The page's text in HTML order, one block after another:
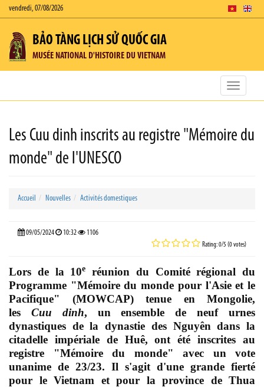
vendredi, 07/08/2026
BẢO TÀNG LỊCH SỬ QUỐC GIA
MUSÉE NATIONAL D'HISTOIRE DU VIETNAM
Toggle
Les Cuu dinh inscrits au registre "Mémoire du
monde" de l'UNESCO
Accueil Nouvelles Activités domestiques
09/05/2024 10:32 1106
Rating: 0/5 (0 votes)
Lors de la 10e
réunion du Comité régional du
Programme "Mémoire du monde pour l'Asie et le
Pacifique" (MOWCAP) tenue en Mongolie,
les Cuu dinh, un ensemble de neuf urnes
dynastiques de la dynastie des Nguyên dans la
citadelle impériale de Huê, ont été inscrites au
registre "Mémoire du monde" avec un vote
unanime de 23/23. Il s'agit d'une grande fierté
pour le Vietnam et pour la province de Thua